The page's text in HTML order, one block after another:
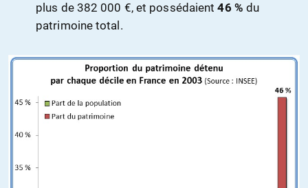
plus de 382 000 €, et possédaient46 % du
patrimoine total.